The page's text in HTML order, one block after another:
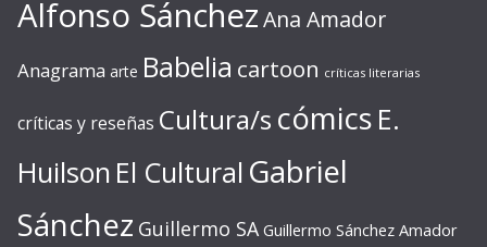
Alfonso SánchezAna Amador
Anagrama arte Babelia cartoon críticas literarias
críticas y reseñas Cultura/s cómics E.
Huilson El Cultural Gabriel
Sánchez Guillermo SA Guillermo Sánchez Amador